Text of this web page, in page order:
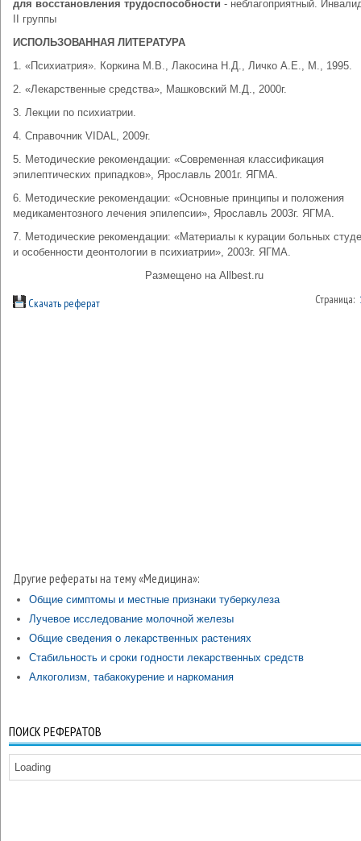
для восстановления трудоспособности - неблагоприятный.
II группы
ИСПОЛЬЗОВАННАЯ ЛИТЕРАТУРА
1. «Психиатрия». Коркина М.В., Лакосина Н.Д., Личко А.Е., М., 1995.
2. «Лекарственные средства», Машковский М.Д., 2000г.
3. Лекции по психиатрии.
4. Справочник VIDAL, 2009г.
5. Методические рекомендации: «Современная классификация
эпилептических припадков», Ярославль 2001г. ЯГМА.
6. Методические рекомендации: «Основные принципы и положения
медикаментозного лечения эпилепсии», Ярославль 2003г. ЯГМА.
7. Методические рекомендации: «Материалы к курации больных
и особенности деонтологии в психиатрии», 2003г. ЯГМА.
Размещено на Allbest.ru
Скачать реферат Страница:
Другие рефераты на тему «Медицина»:
Общие симптомы и местные признаки туберкулеза
Лучевое исследование молочной железы
Общие сведения о лекарственных растениях
Стабильность и сроки годности лекарственных средств
Алкоголизм, табакокурение и наркомания
ПОИСК РЕФЕРАТОВ
Loading